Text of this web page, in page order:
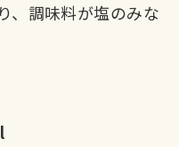
、調味料が塩のみな